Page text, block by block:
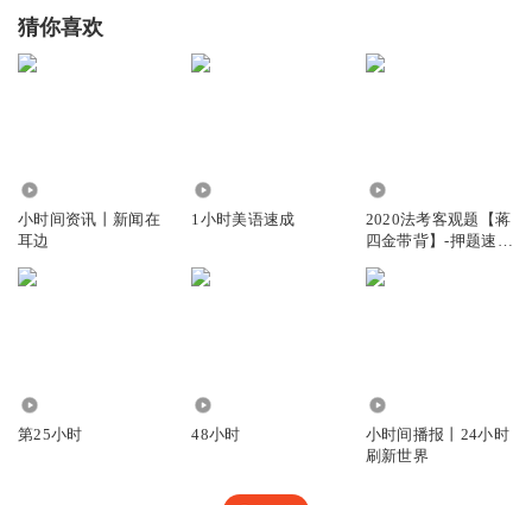
猜你喜欢
小时间资讯丨新闻在
耳边
1小时美语速成
2020法考客观题【蒋
四金带背】-押题速记
第25小时 48小时
小时间播报丨24小时
刷新世界